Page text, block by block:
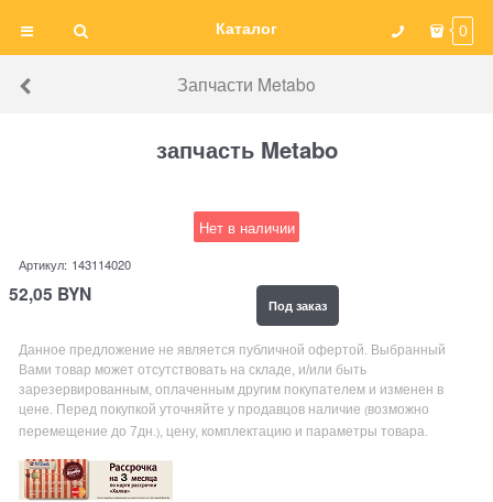
Каталог 0
Запчасти Metabo
запчасть Metabo
Нет в наличии
Артикул: 143114020
52,05 BYN Под заказ
Данное предложение не является публичной офертой. Выбранный
Вами товар может отсутствовать на складе, и/или быть
зарезервированным, оплаченным другим покупателем и изменен в
цене. Перед покупкой уточняйте у продавцов наличие(возможно
перемещение до 7дн .) , цену, комплектацию и параметры товара.